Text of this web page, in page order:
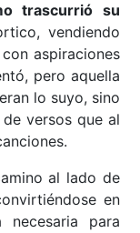
trascurrió su
vendiendo
aspiraciones
pero aquella
lo suyo, sino
versos que al
al lado de
en
necesaria para